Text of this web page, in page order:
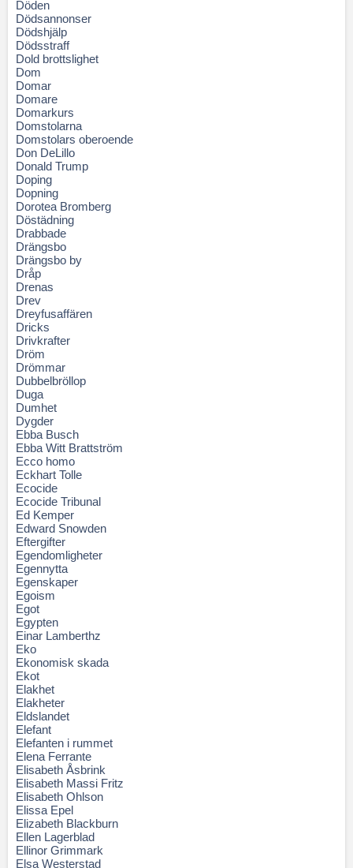
Döden
Dödsannonser
Dödshjälp
Dödsstraff
Dold brottslighet
Dom
Domar
Domare
Domarkurs
Domstolarna
Domstolars oberoende
Don DeLillo
Donald Trump
Doping
Dopning
Dorotea Bromberg
Döstädning
Drabbade
Drängsbo
Drängsbo by
Dråp
Drenas
Drev
Dreyfusaffären
Dricks
Drivkrafter
Dröm
Drömmar
Dubbelbröllop
Duga
Dumhet
Dygder
Ebba Busch
Ebba Witt Brattström
Ecco homo
Eckhart Tolle
Ecocide
Ecocide Tribunal
Ed Kemper
Edward Snowden
Eftergifter
Egendomligheter
Egennytta
Egenskaper
Egoism
Egot
Egypten
Einar Lamberthz
Eko
Ekonomisk skada
Ekot
Elakhet
Elakheter
Eldslandet
Elefant
Elefanten i rummet
Elena Ferrante
Elisabeth Åsbrink
Elisabeth Massi Fritz
Elisabeth Ohlson
Elissa Epel
Elizabeth Blackburn
Ellen Lagerblad
Ellinor Grimmark
Elsa Westerstad